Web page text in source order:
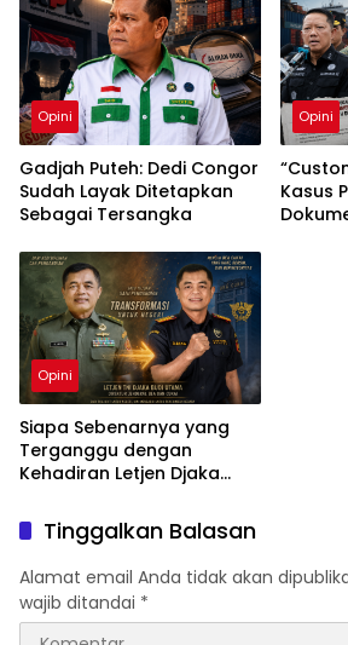
Opini
Gadjah Puteh: Dedi Congor
Sudah Layak Ditetapkan
Sebagai Tersangka
Opini
Kasus
Opini
Siapa Sebenarnya yang
Terganggu dengan
Kehadiran Letjen Djaka
sebagai Dirjen Bea Cukai?
Tinggalkan Balasan
Alamat email Anda tidak akan
wajib ditandai *